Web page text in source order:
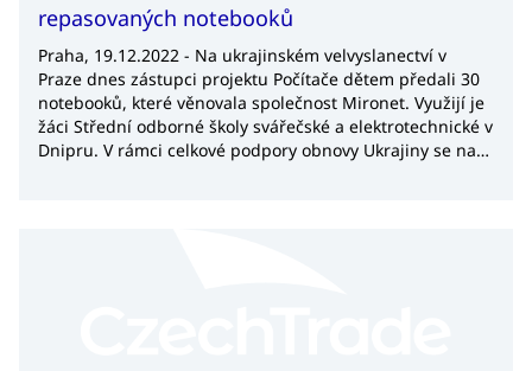
repasovaných notebooků
Praha, 19.12.2022 - Na ukrajinském velvyslanectví v
Praze dnes zástupci projektu Počítače dětem předali 30
notebooků, které věnovala společnost Mironet. Využijí je
žáci Střední odborné školy svářečské a elektrotechnické v
Dnipru. V rámci celkové podpory obnovy Ukrajiny se na